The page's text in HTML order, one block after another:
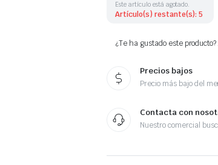
Este artículo está agotado.
Artículo(s) restante(s): 5
¿Te ha gustado este
Precios bajos
Precio más bajo del
Contacta con
Nuestro comercial